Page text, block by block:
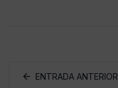
ENTRADA ANTERIOR